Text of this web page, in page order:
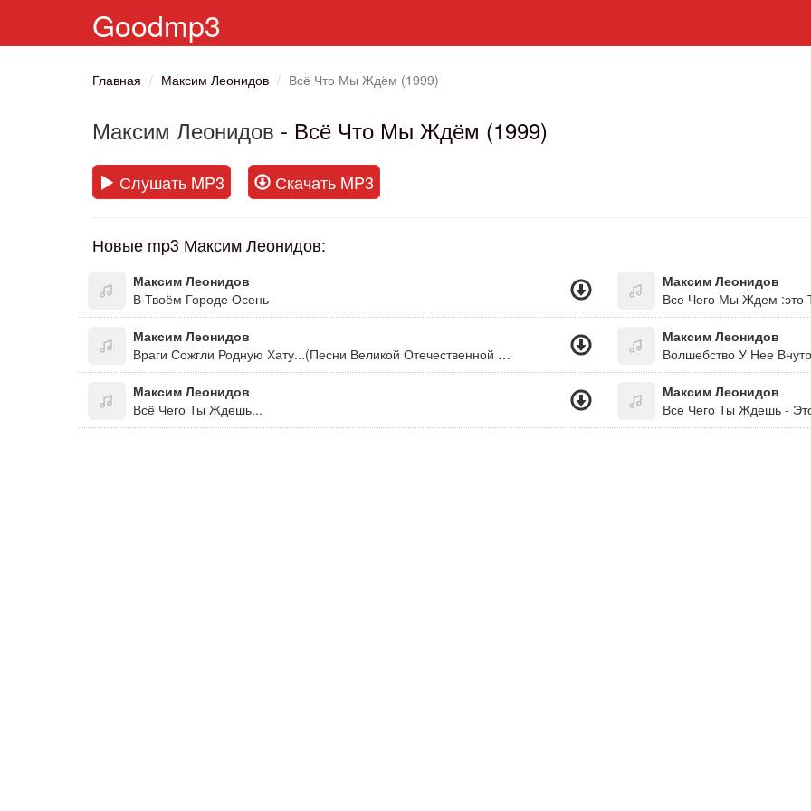
Goodmp3
Главная Максим Леонидов Всё Что Мы Ждём (1999)
Максим Леонидов - Всё Что Мы Ждём (1999)
Слушать MP3 Скачать MP3
Новые mp3 Максим Леонидов:
Максим Леонидов
В Твоём Городе Осень
Максим Леонидов
Все Чего Мы Ждем :это
Максим Леонидов
Враги Сожгли Родную Хату...(Песни Великой Отечественной Войны-Спасибо Деду За Победу!!!)
Максим Леонидов
Волшебство У Нее
Максим Леонидов
Всё Чего Ты Ждешь...
Максим Леонидов
Все Чего Ты Ждешь -